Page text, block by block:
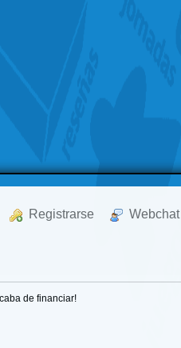
Registrarse Webchat
de financiar!